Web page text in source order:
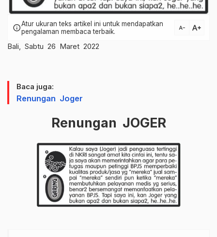
infoAtur ukuran teks artikel ini untuk mendapatkan
pengalaman membaca terbaik.
text_decrease text_increase
Bali, Sabtu 26 Maret 2022
Baca juga:
Renungan Joger
Renungan JOGER